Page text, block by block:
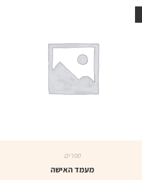
ספרים
מעמד האישה